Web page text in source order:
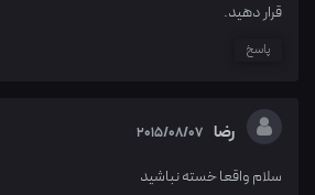
قرار دهید.
پاسخ
رضا 2015/08/07
سلام واقعا خسته نباشید